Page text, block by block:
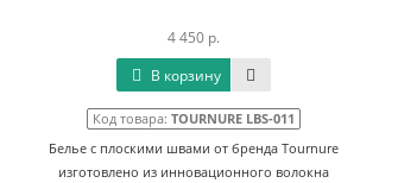
4 450 р.
В корзину
Код товара:TOURNURE LBS-011
Белье с плоскими швами от бренда Tournure
изготовлено из инновационного волокна